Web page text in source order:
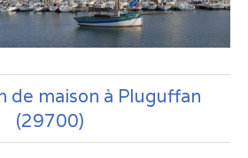
de maison à Pluguffan
(29700)